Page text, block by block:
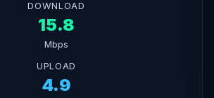
DOWNLOAD
15.8
Mbps
UPLOAD
4.9